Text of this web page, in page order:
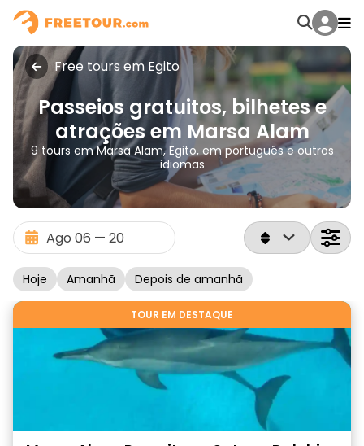
Free tours em Egito
Passeios gratuitos, bilhetes e
atrações em Marsa Alam
9 tours em Marsa Alam, Egito, em português e outros
idiomas
Hoje Amanhã Depois de amanhã
TOUR EM DESTAQUE